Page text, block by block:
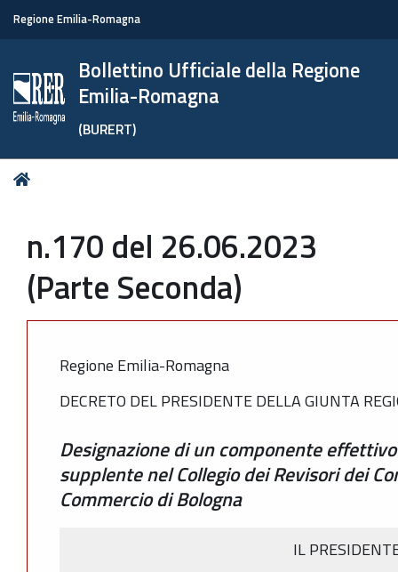
Regione Emilia-Romagna
Bollettino Ufficiale della Regione
Emilia-Romagna
(BURERT)
Tu
n.170 del 26.06.2023
(Parte Seconda)
Regione Emilia-Romagna
DECRETO DEL PRESIDENTE DELLA GIUNTA
Designazione di un componente
supplente nel Collegio dei Revisori dei
Commercio di Bologna
IL